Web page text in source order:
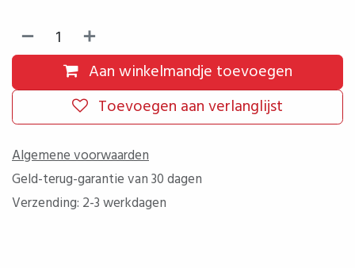
Aan winkelmandje toevoegen
Toevoegen aan verlanglijst
Algemene voorwaarden
Geld-terug-garantie van 30 dagen
Verzending: 2-3 werkdagen